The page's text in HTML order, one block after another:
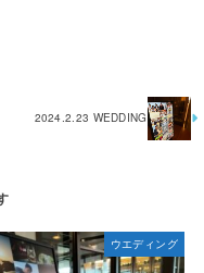
2024.2.23 WEDDING
ウエディング